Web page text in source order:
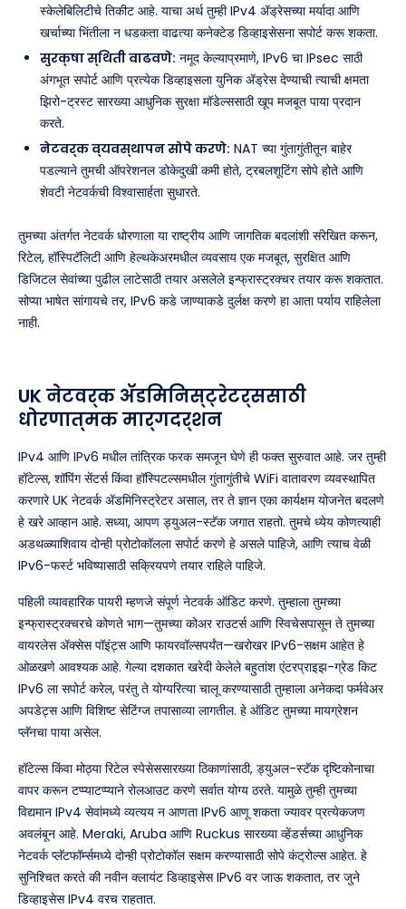
स्केलेबिलिटीचे तिकीट आहे. याचा अर्थ तुम्ही IPv4 ॲड्रेसच्या मर्यादा आणि
खर्चाच्या भिंतीला न धडकता वाढत्या कनेक्टेड डिव्हाइसेसना सपोर्ट करू शकता.
सुरक्षा स्थिती वाढवणे: नमूद केल्याप्रमाणे, IPv6 चा IPsec साठी
अंगभूत सपोर्ट आणि प्रत्येक डिव्हाइसला युनिक ॲड्रेस देण्याची त्याची क्षमता
झिरो-ट्रस्ट सारख्या आधुनिक सुरक्षा मॉडेल्ससाठी खूप मजबूत पाया प्रदान
करते.
नेटवर्क व्यवस्थापन सोपे करणे: NAT च्या गुंतागुंतीतून बाहेर
पडल्याने तुमची ऑपरेशनल डोकेदुखी कमी होते, ट्रबलशूटिंग सोपे होते आणि
शेवटी नेटवर्कची विश्वासार्हता सुधारते.
तुमच्या अंतर्गत नेटवर्क धोरणाला या राष्ट्रीय आणि जागतिक बदलांशी संरेखित करून,
रिटेल, हॉस्पिटॅलिटी आणि हेल्थकेअरमधील व्यवसाय एक मजबूत, सुरक्षित आणि
डिजिटल सेवांच्या पुढील लाटेसाठी तयार असलेले इन्फ्रास्ट्रक्चर तयार करू शकतात.
सोप्या भाषेत सांगायचे तर, IPv6 कडे जाण्याकडे दुर्लक्ष करणे हा आता पर्याय राहिलेला
नाही.
UK नेटवर्क ॲडमिनिस्ट्रेटर्ससाठी
धोरणात्मक मार्गदर्शन
IPv4 आणि IPv6 मधील तांत्रिक फरक समजून घेणे ही फक्त सुरुवात आहे. जर तुम्ही
हॉटेल्स, शॉपिंग सेंटर्स किंवा हॉस्पिटल्समधील गुंतागुंतीचे WiFi वातावरण व्यवस्थापित
करणारे UK नेटवर्क ॲडमिनिस्ट्रेटर असाल, तर ते ज्ञान एका कार्यक्षम योजनेत बदलणे
हे खरे आव्हान आहे. सध्या, आपण ड्युअल-स्टॅक जगात राहतो. तुमचे ध्येय कोणत्याही
अडथळ्याशिवाय दोन्ही प्रोटोकॉलला सपोर्ट करणे हे असले पाहिजे, आणि त्याच वेळी
IPv6-फर्स्ट भविष्यासाठी सक्रियपणे तयार राहिले पाहिजे.
पहिली व्यावहारिक पायरी म्हणजे संपूर्ण नेटवर्क ऑडिट करणे. तुम्हाला तुमच्या
इन्फ्रास्ट्रक्चरचे कोणते भाग—तुमच्या कोअर राउटर्स आणि स्विचेसपासून ते तुमच्या
वायरलेस ॲक्सेस पॉइंट्स आणि फायरवॉल्सपर्यंत—खरोखर IPv6-सक्षम आहेत हे
ओळखणे आवश्यक आहे. गेल्या दशकात खरेदी केलेले बहुतांश एंटरप्राइझ-ग्रेड किट
IPv6 ला सपोर्ट करेल, परंतु ते योग्यरित्या चालू करण्यासाठी तुम्हाला अनेकदा फर्मवेअर
अपडेट्स आणि विशिष्ट सेटिंग्ज तपासाव्या लागतील. हे ऑडिट तुमच्या मायग्रेशन
प्लॅनचा पाया असेल.
हॉटेल्स किंवा मोठ्या रिटेल स्पेसेससारख्या ठिकाणांसाठी, ड्युअल-स्टॅक दृष्टिकोनाचा
वापर करून टप्प्याटप्प्याने रोलआउट करणे सर्वात योग्य ठरते. यामुळे तुम्ही तुमच्या
विद्यमान IPv4 सेवांमध्ये व्यत्यय न आणता IPv6 आणू शकता ज्यावर प्रत्येकजण
अवलंबून आहे. Meraki, Aruba आणि Ruckus सारख्या व्हेंडर्सच्या आधुनिक
नेटवर्क प्लॅटफॉर्म्समध्ये दोन्ही प्रोटोकॉल सक्षम करण्यासाठी सोपे कंट्रोल्स आहेत. हे
सुनिश्चित करते की नवीन क्लायंट डिव्हाइसेस IPv6 वर जाऊ शकतात, तर जुने
डिव्हाइसेस IPv4 वरच राहतात.